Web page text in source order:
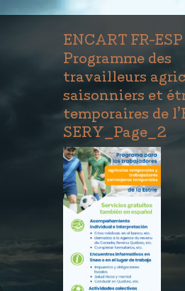
ENCART FR-ESP
Programme des
travailleurs
saisonniers et
temporaires de
SERY_Page_2